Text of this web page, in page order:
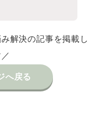
解決の記事を掲載し
へ戻る